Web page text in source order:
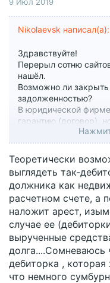
Nikolaevsk написал(а):
Здравствуйте!
Перерыл сотню
нашёл.
Возможно ли
задолженностью?
В юридической
гарантию (договор),
Не хочется отдать
Теоретически
выглядеть так-
должника как
расчетном счете, а
наложит арест,
случае ее
вырученные
долга....Сомневаюсь
дебиторка , которая
что немного